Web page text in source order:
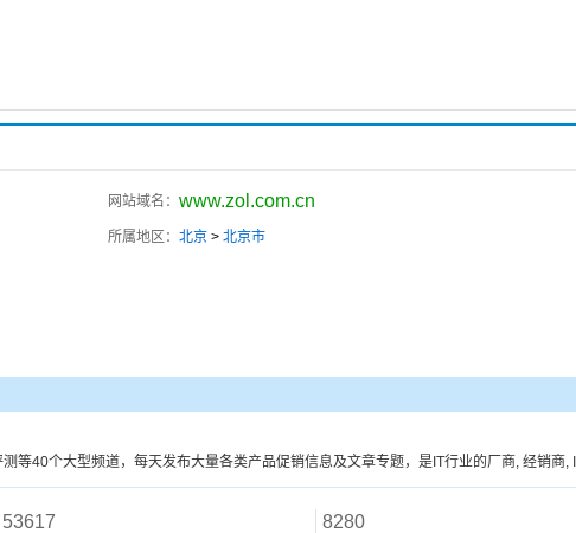
网站域名： www.zol.com.cn
所属地区： 北京 > 北京市
等40个大型频道，每天发布大量各类产品促销信息及文章专题，是IT行业的厂商, 经销商,
53617 8280